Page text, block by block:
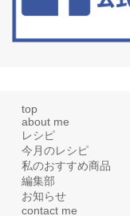
top
about me
レシピ
今月のレシピ
私のおすすめ商品
編集部
お知らせ
contact me